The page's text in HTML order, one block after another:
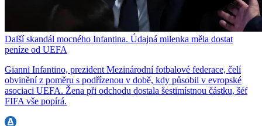
Další skandál mocného Infantina. Údajná milenka měla dostat
peníze od UEFA
Gianni Infantino, prezident Mezinárodní fotbalové federace, čelí
obvinění z poměru s podřízenou v době, kdy působil v evropské
asociaci UEFA. Žena při odchodu dostala šestimístnou částku, šéf
FIFA vše popírá.